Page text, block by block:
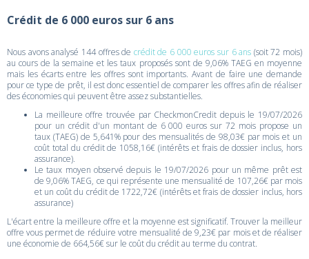
Crédit de 6 000 euros sur 6 ans
Nous avons analysé 144 offres de crédit de 6 000 euros sur 6 ans (soit 72 mois)
au cours de la semaine et les taux proposés sont de 9,06% TAEG en moyenne
mais les écarts entre les offres sont importants. Avant de faire une demande
pour ce type de prêt, il est donc essentiel de comparer les offres afin de réaliser
des économies qui peuvent être assez substantielles.
La meilleure offre trouvée par CheckmonCredit depuis le 19/07/2026
pour un crédit d'un montant de 6 000 euros sur 72 mois propose un
taux (TAEG) de 5,641% pour des mensualités de 98,03€ par mois et un
coût total du crédit de 1058,16€ (intérêts et frais de dossier inclus, hors
assurance).
Le taux moyen observé depuis le 19/07/2026 pour un même prêt est
de 9,06% TAEG, ce qui représente une mensualité de 107,26€ par mois
et un coût du crédit de 1722,72€ (intérêts et frais de dossier inclus, hors
assurance)
L'écart entre la meilleure offre et la moyenne est significatif. Trouver la meilleur
offre vous permet de réduire votre mensualité de 9,23€ par mois et de réaliser
une économie de 664,56€ sur le coût du crédit au terme du contrat.